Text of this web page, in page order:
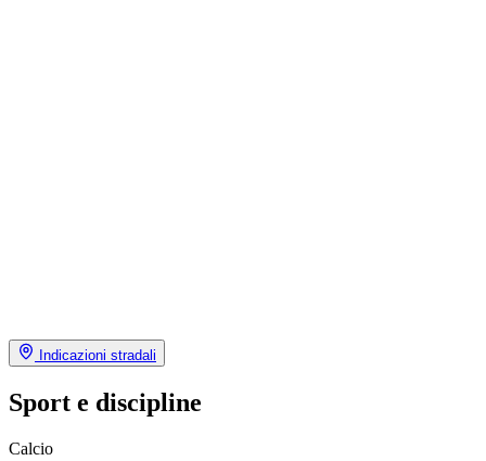
Indicazioni stradali
Sport e discipline
Calcio